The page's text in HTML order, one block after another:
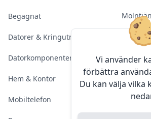
Vi använder
förbättra
Du kan välja vilka
Begagnat
Datorer & Kringutrustning
Datorkomponenter
Hem & Kontor
Mobiltelefon
Server
Sälja